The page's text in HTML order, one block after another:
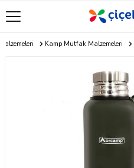
Kamp Mutfak Malzemeleri